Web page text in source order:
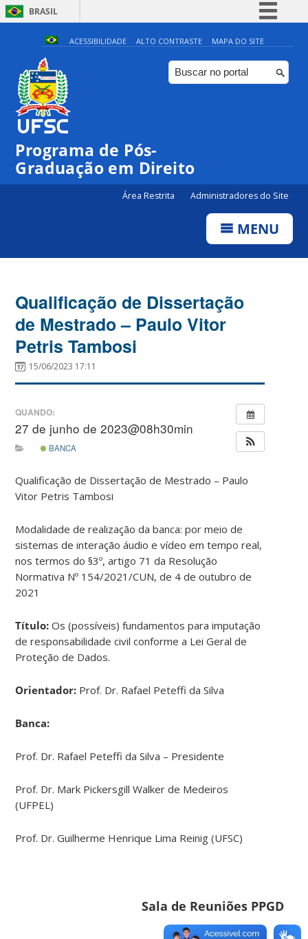
BRASIL
Simplifique!
Comunica BR
Participe
ACESSIBILIDADE ALTO CONTRASTE MAPA DO SITE
Programa de Pós-
Graduação em Direito
Área Restrita Administradores do Site
MENU
Qualificação de Dissertação
de Mestrado – Paulo Vitor
Petris Tambosi
15/06/2023 17:11
QUANDO:
27 de junho de 2023@08h30min
BANCA
Qualificação de Dissertação de Mestrado – Paulo
Vitor Petris Tambosi
Modalidade de realização da banca: por meio de
sistemas de interação áudio e vídeo em tempo real,
nos termos do §3º, artigo 71 da Resolução
Normativa Nº 154/2021/CUN, de 4 de outubro de
2021
Título:Os (possíveis) fundamentos para imputação
de responsabilidade civil conforme a Lei Geral de
Proteção de Dados.
Orientador: Prof. Dr. Rafael Peteffi da Silva
Banca:
Prof. Dr. Rafael Peteffi da Silva – Presidente
Prof. Dr. Mark Pickersgill Walker de Medeiros
(UFPEL)
Prof. Dr. Guilherme Henrique Lima Reinig (UFSC)
Sala de Reuniões PPGD